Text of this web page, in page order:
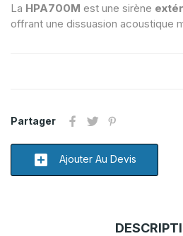
La HPA700M est une sirène
offrant une dissuasion acoustique
Partager
add_box Ajouter Au Devis